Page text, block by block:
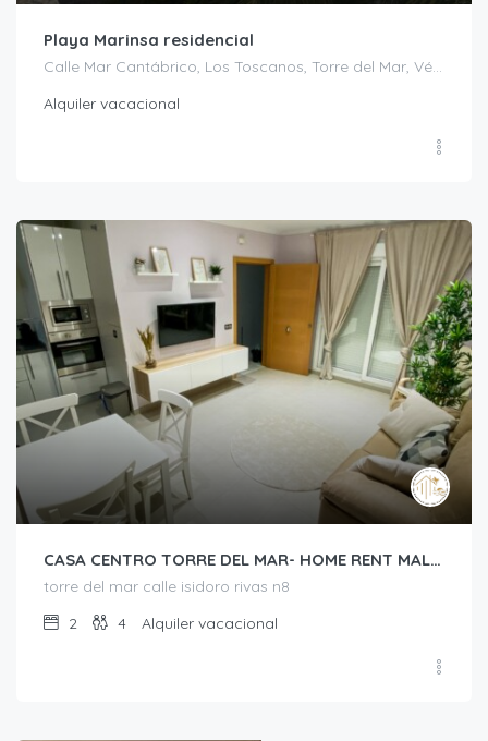
Playa Marinsa residencial
Calle Mar Cantábrico, Los Toscanos, Torre del Mar, Vélez-Málaga, La Axarquía, Málaga, Andalucía, 29740, España
Alquiler vacacional
CASA CENTRO TORRE DEL MAR- HOME RENT MALAGA
torre del mar calle isidoro rivas n8
2
4 Alquiler vacacional